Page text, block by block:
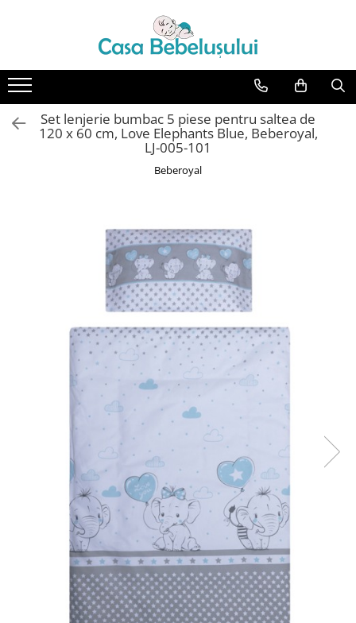
Toate Produsele
Accesorii carucioare copii
Accesorii carucioare
Genti
Aparate de sanatate si ingrijire
Accesorii ingrijire copii
Bureti baie cadita
Cadite 92 cm
Cadite anatomice
Covorase baie
Inaltatoare antiderapante
Olite antiderapante muzicale
Olite antiderapante simple
Olite muzicale
Olite simple
Olite tip scaunel muzicale
Olite tip scaunel simple
Reductoare antiderapante
Reductoare moi
Set lenjerie bumbac 5 piese pentru saltea de
120 x 60 cm, Love Elephants Blue, Beberoyal,
LJ-005-101
Beberoyal